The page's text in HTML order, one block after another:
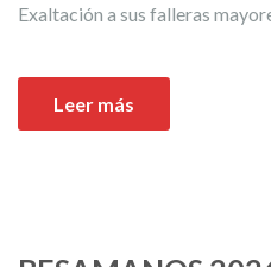
Exaltación a sus falleras
Leer más